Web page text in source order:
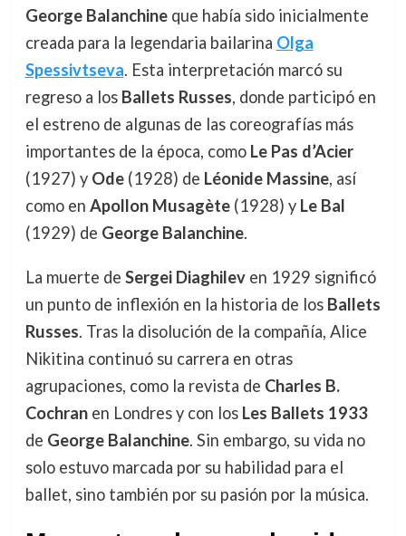
George Balanchineque había sido inicialmente
creada para la legendaria bailarina Olga
Spessivtseva. Esta interpretación marcó su
regreso a los Ballets Russes, donde participó en
el estreno de algunas de las coreografías más
importantes de la época, como Le Pas d’Acier
(1927) y Ode(1928) de Léonide Massine, así
como en Apollon Musagète(1928) y Le Bal
(1929) de George Balanchine.
La muerte de Sergei Diaghileven 1929 significó
un punto de inflexión en la historia de los Ballets
Russes. Tras la disolución de la compañía, Alice
Nikitina continuó su carrera en otras
agrupaciones, como la revista de Charles B.
Cochranen Londres y con los Les Ballets 1933
de George Balanchine. Sin embargo, su vida no
solo estuvo marcada por su habilidad para el
ballet, sino también por su pasión por la música.